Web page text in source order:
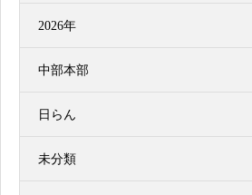
2026年
中部本部
日らん
未分類